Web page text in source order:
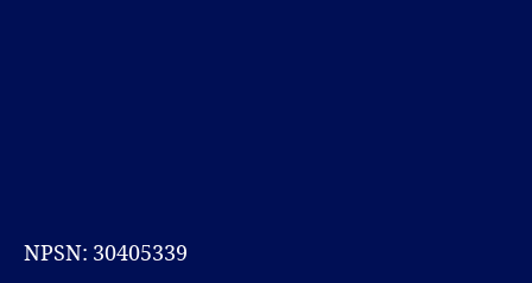
NPSN: 30405339